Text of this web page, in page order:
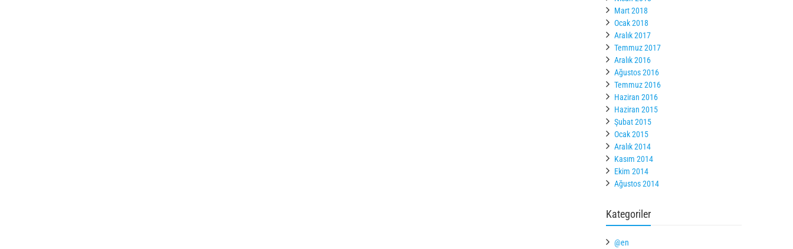
Mart 2018
Ocak 2018
Aralık 2017
Temmuz 2017
Aralık 2016
Ağustos 2016
Temmuz 2016
Haziran 2016
Haziran 2015
Şubat 2015
Ocak 2015
Aralık 2014
Kasım 2014
Ekim 2014
Ağustos 2014
Kategoriler
@en